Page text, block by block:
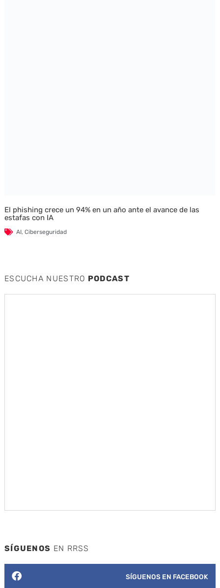
El phishing crece un 94% en un año ante el avance de las
estafas con IA
AI, Ciberseguridad
ESCUCHA NUESTRO PODCAST
SÍGUENOS EN RRSS
SÍGUENOS EN FACEBOOK